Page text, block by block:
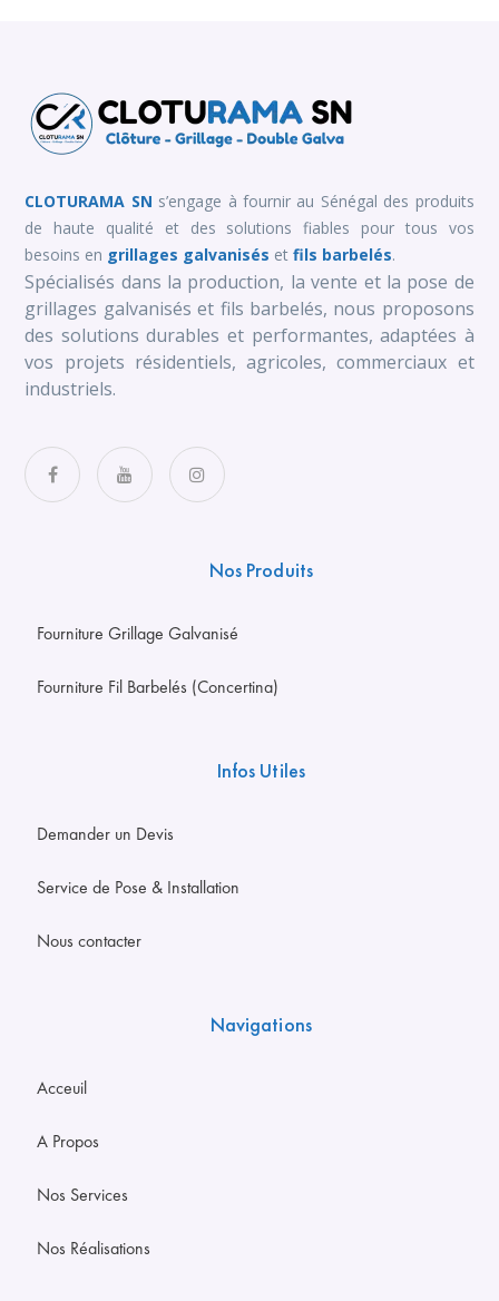
CLOTURAMA SN s’engage à fournir au Sénégal des produits
de haute qualité et des solutions fiables pour tous vos
besoins en grillages galvanisés etfils barbelés.
Spécialisés dans la production, la vente et la pose de
grillages galvanisés et fils barbelés, nous proposons
des solutions durables et performantes, adaptées à
vos projets résidentiels, agricoles, commerciaux et
industriels.
Nos Produits
Fourniture Grillage Galvanisé
Fourniture Fil Barbelés (Concertina)
Infos Utiles
Demander un Devis
Service de Pose & Installation
Nous contacter
Navigations
Acceuil
A Propos
Nos Services
Nos Réalisations